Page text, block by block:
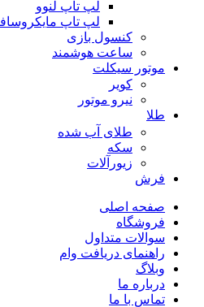
لپ تاپ لنوو
لپ تاپ
کنسول بازی
ساعت هوشمند
موتور سیکلت
کویر
نیرو موتور
طلا
طلای آب شده
سکه
زیورآلات
فرش
صفحه اصلی
فروشگاه
سوالات متداول
راهنمای دریافت وام
وبلاگ
درباره ما
تماس با ما